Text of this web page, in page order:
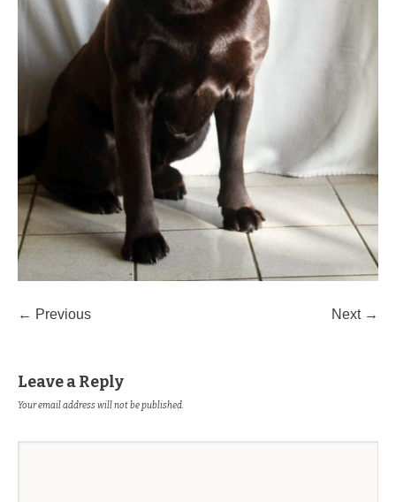
← Previous Next →
Leave a Reply
Your email address will not be published.